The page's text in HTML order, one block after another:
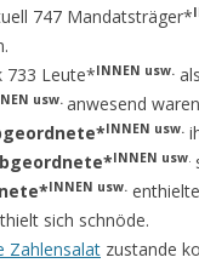
747 Mandatsträger*
733 Leute*INNEN usw. als
usw. anwesend
INNEN usw.
INNEN usw
INNEN usw.
sich schnöde.
Zahlensalat zustande